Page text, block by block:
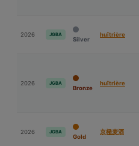
2026 JGBA
Silver
huîtrière
2026 JGBA
Bronze
huîtrière
2026 JGBA
Gold
京極⻨酒